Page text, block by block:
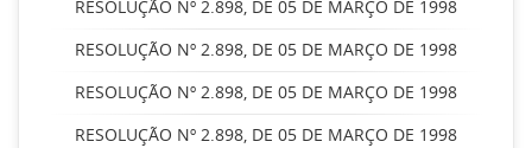
RESOLUÇÃO Nº 2.898, DE 05 DE MARÇO DE 1998
RESOLUÇÃO Nº 2.898, DE 05 DE MARÇO DE 1998
RESOLUÇÃO Nº 2.898, DE 05 DE MARÇO DE 1998
RESOLUÇÃO Nº 2.898, DE 05 DE MARÇO DE 1998